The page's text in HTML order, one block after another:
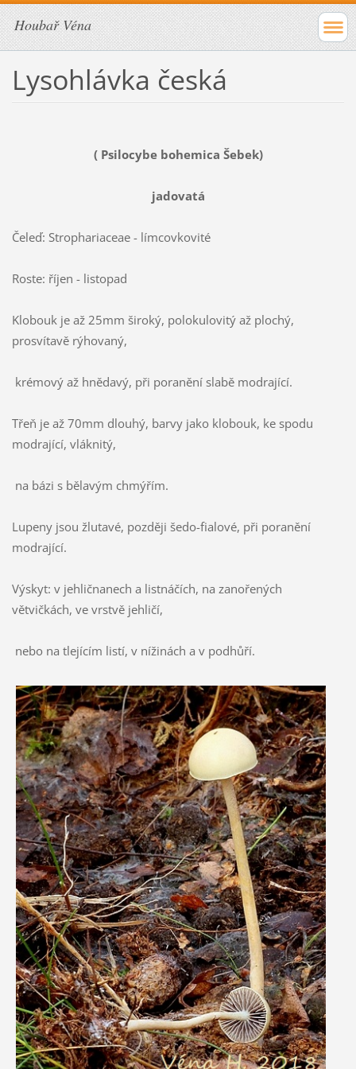
Houbař Véna
Lysohlávka česká
( Psilocybe bohemica Šebek)
jadovatá
Čeleď: Strophariaceae - límcovkovité
Roste: říjen - listopad
Klobouk je až 25mm široký, polokulovitý až plochý,
prosvítavě rýhovaný,
krémový až hnědavý, při poranění slabě modrající.
Třeň je až 70mm dlouhý, barvy jako klobouk, ke spodu
modrající, vláknitý,
na bázi s bělavým chmýřím.
Lupeny jsou žlutavé, později šedo-fialové, při poranění
modrající.
Výskyt: v jehličnanech a listnáčích, na zanořených
větvičkách, ve vrstvě jehličí,
nebo na tlejícím listí, v nížinách a v podhůří.